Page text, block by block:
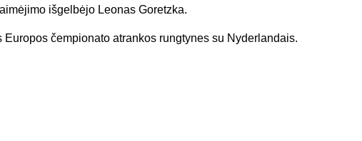
išgelbėjo Leonas Goretzka.
čempionato atrankos rungtynes su Nyderlandais.